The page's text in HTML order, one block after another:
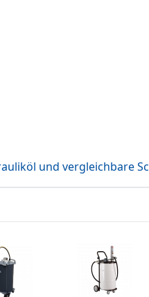
und vergleichbare